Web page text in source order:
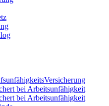
bei Arbeitsunfähigkeit
bei Arbeitsunfähigkeit